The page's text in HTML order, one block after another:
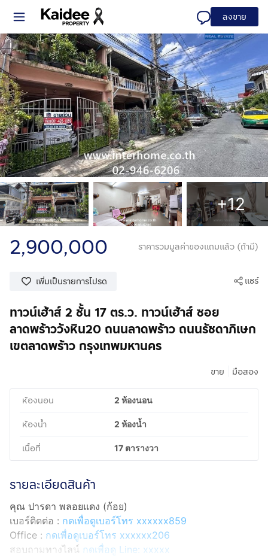
ลงขาย
+12
2,900,000 ราคารวมมูลค่าของแถมแล้ว (ถ้ามี)
เพิ่มเป็นรายการโปรด แชร์
ทาวน์เฮ้าส์ 2 ชั้น 17 ตร.ว. ทาวน์เฮ้าส์ ซอย
ลาดพร้าววังหิน20 ถนนลาดพร้าว ถนนรัชดาภิเษก
เขตลาดพร้าว กรุงเทพมหานคร
ขาย มือสอง
ห้องนอน 2 ห้องนอน
ห้องน้ำ 2 ห้องน้ำ
เนื้อที่ 17 ตารางวา
รายละเอียดสินค้า
คุณ ปารดา พลอยแดง (ก้อย)
เบอร์ติดต่อ : กดเพื่อดูเบอร์โทร xxxxxx859
Office : กดเพื่อดูเบอร์โทร xxxxxx206
สอบถามทางไลน์ กดเพื่อดู Line: xxxxx